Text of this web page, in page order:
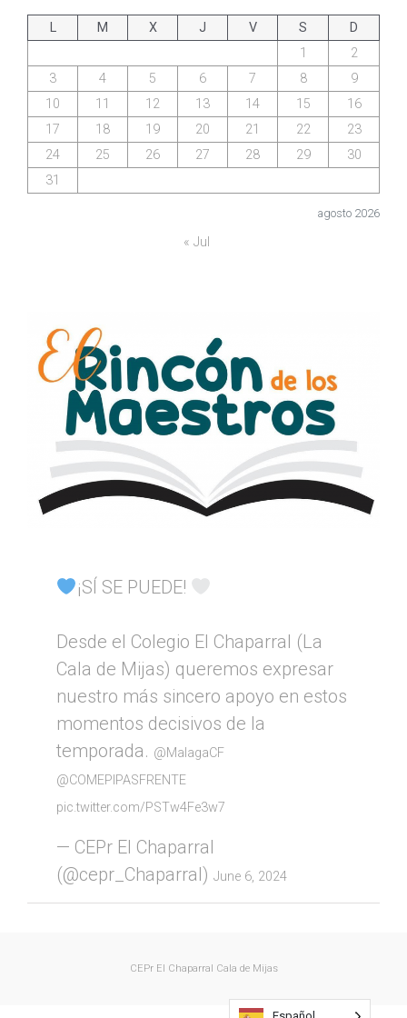
agosto 2026
L M X J V S
D
1
2
3
4 5 6 7 8
9
10
11 12 13 14 15
16
17
18 19 20 21 22
23
24
25 26 27 28 29
30
31
« Jul
¡SÍ SE PUEDE!
Desde el Colegio El Chaparral (La
Cala de Mijas) queremos expresar
nuestro más sincero apoyo en estos
momentos decisivos de la
temporada. @MalagaCF
@COMEPIPASFRENTE
pic.twitter.com/PSTw4Fe3w7
— CEPr El Chaparral
(@cepr_Chaparral) June 6, 2024
CEPr El Chaparral Cala de Mijas